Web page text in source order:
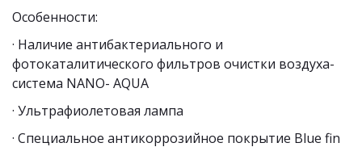
Особенности:
· Наличие антибактериального и
фотокаталитического фильтров очистки воздуха-
система NANO- AQUA
· Ультрафиолетовая лампа
· Специальное антикоррозийное покрытие Blue fin